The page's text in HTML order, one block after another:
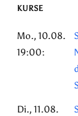
KURSE
Mo., 10.08.
19:00:
Di., 11.08.